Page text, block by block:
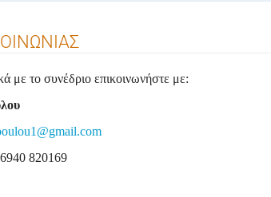
με το συνέδριο επικοινωνήστε με:
820169